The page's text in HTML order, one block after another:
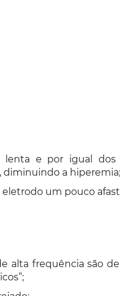
e por igual dos
diminuindo a hiperemia;
um pouco
alta frequência são